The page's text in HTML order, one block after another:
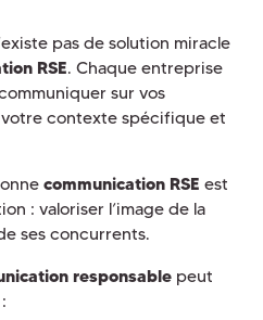
pas de solution miracle
RSE. Chaque entreprise
sur vos
contexte spécifique et
communication RSE est
: valoriser l’image de la
ses concurrents.
responsablepeut